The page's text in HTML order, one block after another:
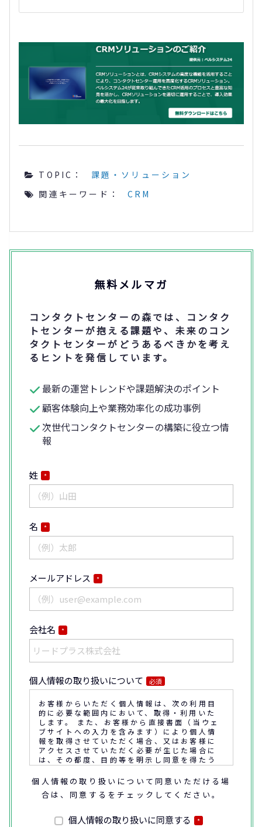
TOPIC：
課題・ソリューション
関連キーワード：
CRM
無料メルマガ
コンタクトセンターの森では、コンタク
トセンターが抱える課題や、未来のコン
タクトセンターがどうあるべきかを考え
るヒントを発信しています。
最新の運営トレンドや課題解決のポイント
顧客体験向上や業務効率化の成功事例
次世代コンタクトセンターの構築に役立つ情
報
姓 *
名 *
メールアドレス *
会社名 *
個人情報の取り扱いについて 必須
お客様からいただく個人情報は、次の利用目
的に必要な範囲内において、取得・利用いた
します。 また、お客様から直接書面（当ウェ
ブサイトへの入力を含みます）により個人情
報を取得させていただく場合、又はお客様に
アクセスさせていただく必要が生じた場合に
は、その都度、目的等を明示し同意を得たう
えで取得又はアクセスさせていただきます。
なお、通話内容の確認や応対品質の評価・研
客様との通話内容を書面、音声又は電子的方
法により記録させていただくことがありま
個人情報の取り扱いについて同意いただける場
合は、同意するをチェックしてください。
個人情報の取り扱いに同意する *